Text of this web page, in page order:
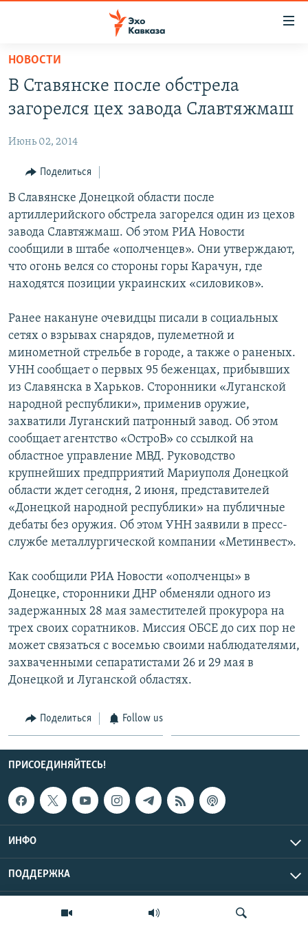
Вернуться
основному
содержанию
Вернутся
навигации
Вернутся
поиску
СУХУМИ
ЦХИНВАЛИ
ВЕСЬ КАВКАЗ
СЕВЕРНЫЙ КАВКАЗ
АРМЕНИЯ
АЗЕРБАЙДЖАН
ТЕМЫ
ПОЛИТИКА
ЭКОНОМИКА
ОБЩЕСТВО
СПОРТ
РУБРИКИ
НЕКРУГЛЫЙ СТОЛ
ГОСТЬ НЕДЕЛИ
БЛОГИ
ЧИТАЕМ ПРЕССУ
МУЛЬТИМЕДИА
ВИДЕО
АУДИО
АРХИВ РАДИОПРОГРАММЫ
Все сайты РСЕ/РС
НОВОСТИ
В Ставянске после обстрела
загорелся цех завода Славтяжмаш
Июнь 02, 2014
Поделиться
В Славянске Донецкой области после
артиллерийского обстрела загорелся один из цехов
завода Славтяжмаш. Об этом РИА Новости
сообщили в штабе «ополченцев». Они утверждают,
что огонь велся со стороны горы Карачун, где
находятся позиции украинских «силовиков».
Ранее накануне очевидцы писали в социальных
сетях о взрывах снарядов, пулеметной и
минометной стрельбе в городе, а также о раненых.
УНН сообщает о первых 95 беженцах, прибывших
из Славянска в Харьков. Сторонники «Луганской
народной республики», применив оружие,
захватили Луганский патронный завод. Об этом
сообщает агентство «ОстроВ» со ссылкой на
областное управление МВД. Руководство
крупнейших предпрриятий Мариуполя Донецкой
области ждет сегодня, 2 июня, представителей
«Донецкой народной республики» на публичные
дебаты без оружия. Об этом УНН заявили в пресс-
службе металлургической компании «Метинвест».
Как сообщили РИА Новости «ополченцы» в
Донецке, сторонники ДНР обменяли одного из
задержанных 28 мая заместителей прокурора на
трех своих соратников. Миссия ОБСЕ до сих пор не
может связаться с восемью своими наблюдателями,
захваченными сепаратистами 26 и 29 мая в
Донецкой и Луганской областях.
Поделиться Follow us
ПРИСОЕДИНЯЙТЕСЬ!
ИНФО
ПОДДЕРЖКА
Эхо Кавказа © 2026 RFE/RL, Inc. | Все права защищены.